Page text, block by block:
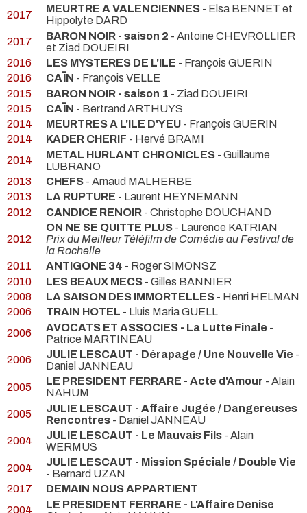
2017
MEURTRE A VALENCIENNES - Elsa BENNET et
Hippolyte DARD
2017
BARON NOIR - saison 2 - Antoine CHEVROLLIER
et Ziad DOUEIRI
2016
LES MYSTERES DE L'ILE - François GUERIN
2016
CAÏN - François VELLE
2015
BARON NOIR - saison 1 - Ziad DOUEIRI
2015
CAÏN - Bertrand ARTHUYS
2014
MEURTRES A L'ILE D'YEU - François GUERIN
2014
KADER CHERIF - Hervé BRAMI
2014
METAL HURLANT CHRONICLES - Guillaume
LUBRANO
2013
CHEFS - Arnaud MALHERBE
2013
LA RUPTURE - Laurent HEYNEMANN
2012
CANDICE RENOIR - Christophe DOUCHAND
2012
ON NE SE QUITTE PLUS - Laurence KATRIAN
Prix du Meilleur Téléfilm de Comédie au Festival de
la Rochelle
2011
ANTIGONE 34 - Roger SIMONSZ
2010
LES BEAUX MECS - Gilles BANNIER
2008
LA SAISON DES IMMORTELLES - Henri HELMAN
2006
TRAIN HOTEL - Lluis Maria GUELL
2006
AVOCATS ET ASSOCIES - La Lutte Finale -
Patrice MARTINEAU
2006
JULIE LESCAUT - Dérapage / Une Nouvelle Vie -
Daniel JANNEAU
2005
LE PRESIDENT FERRARE - Acte d'Amour - Alain
NAHUM
2005
JULIE LESCAUT - Affaire Jugée / Dangereuses
Rencontres - Daniel JANNEAU
2004
JULIE LESCAUT - Le Mauvais Fils - Alain
WERMUS
2004
JULIE LESCAUT - Mission Spéciale / Double Vie
- Bernard UZAN
2017
DEMAIN NOUS APPARTIENT
2004
LE PRESIDENT FERRARE - L'Affaire Denise